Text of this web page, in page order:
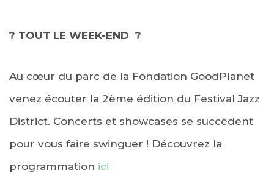
? TOUT LE WEEK-END ?
Au cœur du parc de la Fondation GoodPlanet
venez écouter la 2ème édition du Festival Jazz
District. Concerts et showcases se succèdent
pour vous faire swinguer ! Découvrez la
programmation ici